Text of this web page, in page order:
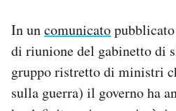
In uncomunicato
di riunione del gabinetto di
gruppo ristretto di ministri
sulla guerra) il governo ha